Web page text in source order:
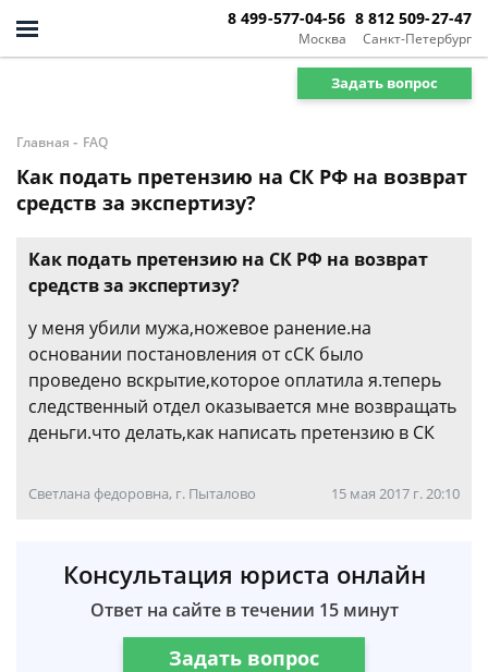
Москва
8 499-577-04-56
Санкт-Петербург
8 812 509-27-47
Задать вопрос
Главная - FAQ
Как подать претензию на СК РФ на возврат
средств за экспертизу?
Как подать претензию на СК РФ на возврат
средств за экспертизу?
у меня убили мужа,ножевое ранение.на
основании постановления от сСК было
проведено вскрытие,которое оплатила я.теперь
следственный отдел оказывается мне возвращать
деньги.что делать,как написать претензию в СК
Светлана федоровна, г. Пыталово 15 мая 2017 г. 20:10
Консультация юриста онлайн
Ответ на сайте в течении 15 минут
Задать вопрос